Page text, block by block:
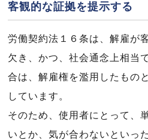
客観的な証拠を提示する
労働契約法１６条は、解雇が
欠き、かつ、社会通念上相当
合は、解雇権を濫用したもの
しています。
そのため、使用者にとって、
いとか、気が合わないといっ